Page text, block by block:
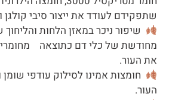
שתפקידם לעודד את ייצור סיבי קולגן
שיפור ניכר במאזן הלחות והליחוך
מחודשת של כלי דם כתוצאה מחומרי
את העור.
חומצות אמינו לסילוק עודפי שומן
העור.